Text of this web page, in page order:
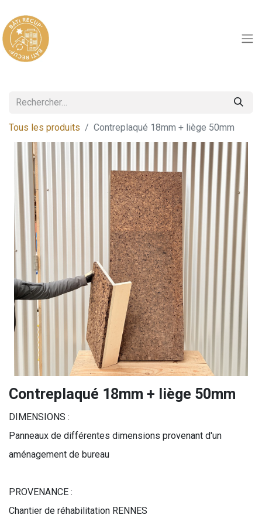
Tous les produits Contreplaqué 18mm + liège 50mm
Contreplaqué 18mm + liège 50mm
DIMENSIONS :
Panneaux de différentes dimensions provenant d'un
aménagement de bureau
PROVENANCE :
Chantier de réhabilitation RENNES